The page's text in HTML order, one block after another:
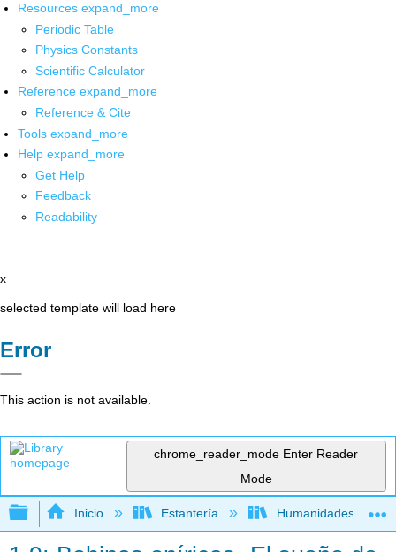
Resources expand_more
Periodic Table
Physics Constants
Scientific Calculator
Reference expand_more
Reference & Cite
Tools expand_more
Help expand_more
Get Help
Feedback
Readability
x
selected template will load here
Error
This action is not available.
chrome_reader_mode Enter Reader
Mode
Expandir/contraer jerarquía global
Inicio Estantería Humanidades